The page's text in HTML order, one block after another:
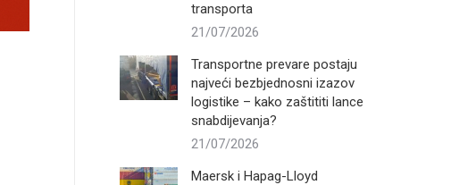
transporta
21/07/2026
Transportne prevare postaju
najveći bezbjednosni izazov
logistike – kako zaštititi lance
snabdijevanja?
21/07/2026
Maersk i Hapag-Lloyd